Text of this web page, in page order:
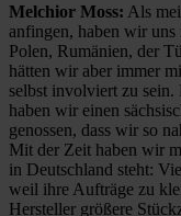
Melchior Moss: Als
anfingen, haben wir uns
Polen, Rumänien, der
hätten wir aber immer
selbst involviert zu
haben wir einen
genossen, dass wir so
Mit der Zeit haben wir
in Deutschland steht:
weil ihre Aufträge zu
Hersteller größere